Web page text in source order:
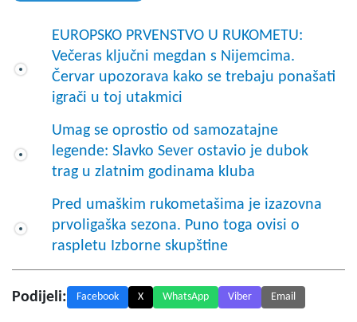
EUROPSKO PRVENSTVO U RUKOMETU:
Večeras ključni megdan s Nijemcima.
Červar upozorava kako se trebaju ponašati
igrači u toj utakmici
Umag se oprostio od samozatajne
legende: Slavko Sever ostavio je dubok
trag u zlatnim godinama kluba
Pred umaškim rukometašima je izazovna
prvoligaška sezona. Puno toga ovisi o
raspletu Izborne skupštine
Podijeli: Facebook X WhatsApp Viber Email